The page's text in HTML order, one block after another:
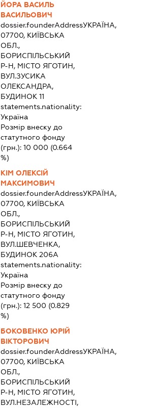
ЙОРА ВАСИЛЬ
ВАСИЛЬОВИЧ
dossier.founderAddressУКРАЇНА,
07700, КИЇВСЬКА
ОБЛ.,
БОРИСПІЛЬСЬКИЙ
Р-Н, МІСТО ЯГОТИН,
ВУЛ.ЗУСИКА
ОЛЕКСАНДРА,
БУДИНОК 11
statements.nationality:
Україна
Розмір внеску до
статутного фонду
(грн.):10 000 (0.664
%)
КІМ ОЛЕКСІЙ
МАКСИМОВИЧ
dossier.founderAddressУКРАЇНА,
07700, КИЇВСЬКА
ОБЛ.,
БОРИСПІЛЬСЬКИЙ
Р-Н, МІСТО ЯГОТИН,
ВУЛ.ШЕВЧЕНКА,
БУДИНОК 206А
statements.nationality:
Україна
Розмір внеску до
статутного фонду
(грн.):12 500 (0.829
%)
БОКОВЕНКО ЮРІЙ
ВІКТОРОВИЧ
dossier.founderAddressУКРАЇНА,
07700, КИЇВСЬКА
ОБЛ.,
БОРИСПІЛЬСЬКИЙ
Р-Н, МІСТО ЯГОТИН,
ВУЛ.НЕЗАЛЕЖНОСТІ,